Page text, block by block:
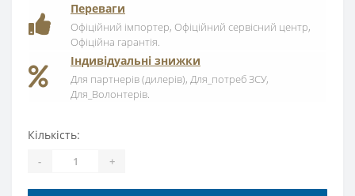
Переваги
Офіційний імпортер, Офіційний сервісний центр,
Офіційна гарантія.
Індивідуальні знижки
Для партнерів (дилерів), Для_потреб ЗСУ,
Для_Волонтерів.
Кількість:
- +